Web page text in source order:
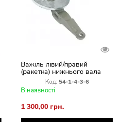
Важіль лівий/правий
(ракетка) нижнього вала
похилої камери
Код: 54-1-4-3-6
В наявності
1 300,00 грн.